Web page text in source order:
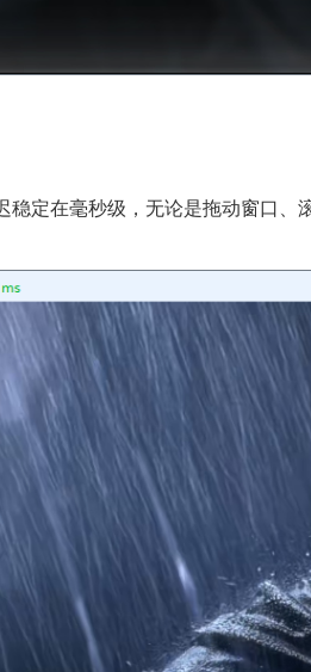
稳定在毫秒级，无论是拖动窗口